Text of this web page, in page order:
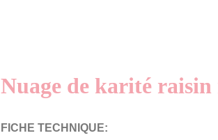
Nuage de karité
FICHE TECHNIQUE: